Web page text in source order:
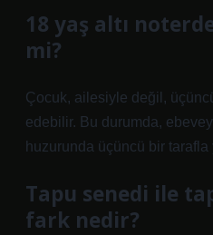
18 yaş altı
mi?
Çocuk, ailesiyle değil,
edebilir. Bu durumda,
huzurunda üçüncü bir
Tapu senedi ile
fark nedir?